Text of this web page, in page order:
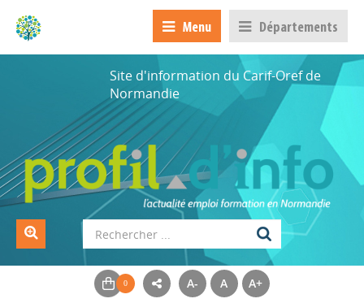
Menu Départements
Site d'information du Carif-Oref de
Normandie
A- A A+